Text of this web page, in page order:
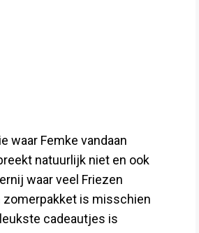
waar Femke vandaan
natuurlijk niet en ook
waar veel Friezen
zomerpakket is misschien
cadeautjes is